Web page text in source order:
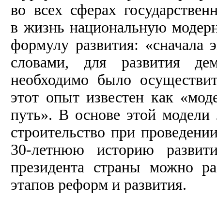
во всех сферах
в жизнь национальную
формулу развития:
словами, для развития
необходимо было
этот опыт известен как
путь». В основе этой модели
строительство при
30-летнюю историю
президента страны можно
этапов реформ и развития.